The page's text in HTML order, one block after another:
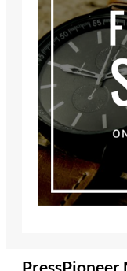
PressPioneer